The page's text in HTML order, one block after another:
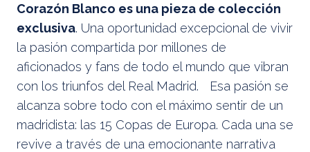
Corazón Blanco es una pieza de colección
exclusiva. Una oportunidad excepcional de vivir
la pasión compartida por millones de
aficionados y fans de todo el mundo que vibran
con los triunfos del Real Madrid. Esa pasión se
alcanza sobre todo con el máximo sentir de un
madridista: las 15 Copas de Europa. Cada una se
revive a través de una emocionante narrativa